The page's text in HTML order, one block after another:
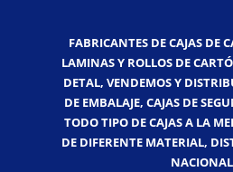
FABRICANTES DE CAJAS DE
LAMINAS Y ROLLOS DE
DETAL, VENDEMOS Y
DE EMBALAJE, CAJAS DE
TODO TIPO DE CAJAS A LA
DE DIFERENTE MATERIAL,
NACIONAL